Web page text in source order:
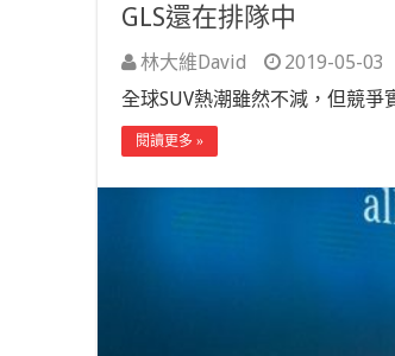
GLS還在排隊中
林大維David 2019-05-03
全球SUV熱潮雖然不減，但競
閱讀更多 »